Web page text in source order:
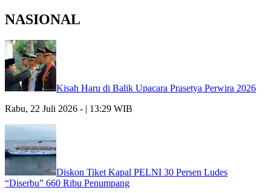
NASIONAL
Kisah Haru di Balik Upacara Prasetya Perwira 2026
Rabu, 22 Juli 2026 - | 13:29 WIB
Diskon Tiket Kapal PELNI 30 Persen Ludes
“Diserbu” 660 Ribu Penumpang